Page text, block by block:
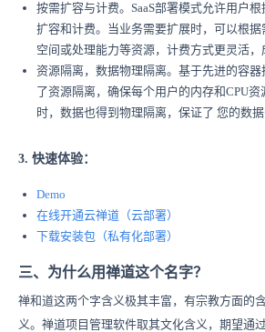
按需扩容与计费。SaaS部署模式允许用户
扩容和计费。当业务需要扩展时，可以根
空间或处理能力等资源，计费方式更灵活，
资源隔离，数据物理隔离。基于先进的容
了资源隔离，确保每个用户的内存和CPU资
时，数据也得到物理隔离，保证了 您的数据
3. 快速体验：
Demo
在线开通云禅道 （云部署）
下载安装包 （私有化部署）
三、为什么用禅道这个名字？
禅和道这两个字含义极其丰富，有宗教方面的
义。禅道项目管理软件取其文化含义，期望通